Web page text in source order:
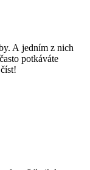
A jedním z nich
potkáváte